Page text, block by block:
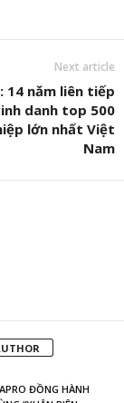
Next article
14 năm liên tiếp
danh top 500
lớn nhất Việt
Nam
ĐỒNG HÀNH